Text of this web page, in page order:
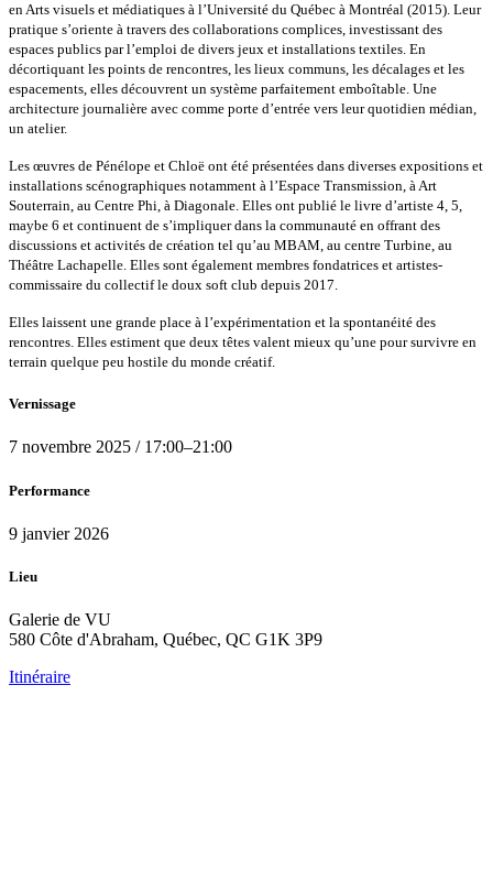
en Arts visuels et médiatiques à l’Université du Québec à Montréal (2015). Leur
pratique s’oriente à travers des collaborations complices, investissant des
espaces publics par l’emploi de divers jeux et installations textiles. En
décortiquant les points de rencontres, les lieux communs, les décalages et les
espacements, elles découvrent un système parfaitement emboîtable. Une
architecture journalière avec comme porte d’entrée vers leur quotidien médian,
un atelier.
Les œuvres de Pénélope et Chloë ont été présentées dans diverses expositions et
installations scénographiques notamment à l’Espace Transmission, à Art
Souterrain, au Centre Phi, à Diagonale. Elles ont publié le livre d’artiste 4, 5,
maybe 6 et continuent de s’impliquer dans la communauté en offrant des
discussions et activités de création tel qu’au MBAM, au centre Turbine, au
Théâtre Lachapelle. Elles sont également membres fondatrices et artistes-
commissaire du collectif le doux soft club depuis 2017.
Elles laissent une grande place à l’expérimentation et la spontanéité des
rencontres. Elles estiment que deux têtes valent mieux qu’une pour survivre en
terrain quelque peu hostile du monde créatif.
Vernissage
7 novembre 2025 / 17:00–21:00
Performance
9 janvier 2026
Lieu
Galerie de VU
580 Côte d'Abraham, Québec, QC G1K 3P9
Itinéraire